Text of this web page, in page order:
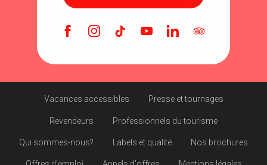
Vacances accessibles Presse et tournages
Revendeurs Professionnels du tourisme
Qui sommes-nous? Labels et qualité Nos brochures